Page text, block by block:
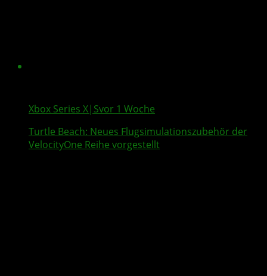
Xbox Series X|Svor 1 Woche
Turtle Beach: Neues Flugsimulationszubehör der
VelocityOne Reihe vorgestellt